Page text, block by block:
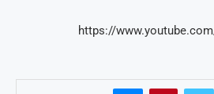
https://